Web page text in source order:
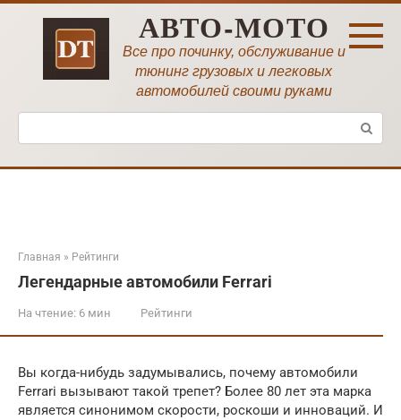
Перейти
АВТО-МОТО
Все про починку, обслуживание и
тюнинг грузовых и легковых
автомобилей своими руками
Поиск:
Главная » Рейтинги
Легендарные автомобили Ferrari
На чтение: 6 мин Рейтинги
Вы когда-нибудь задумывались, почему автомобили
Ferrari вызывают такой трепет? Более 80 лет эта марка
является синонимом скорости, роскоши и инноваций. И